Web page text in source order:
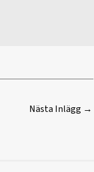
Nästa Inlägg →